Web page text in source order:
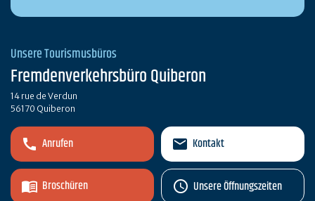
Unsere Tourismusbüros
Fremdenverkehrsbüro Quiberon
14 rue de Verdun
56170 Quiberon
Anrufen
Broschüren
Kontakt
Unsere Öffnungszeiten